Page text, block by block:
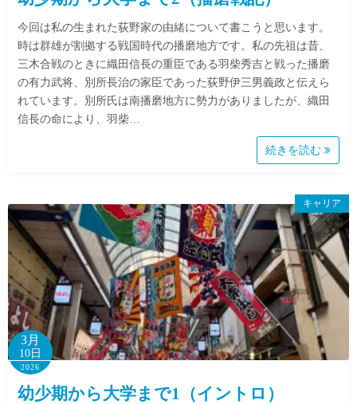
今回は私の生まれた荻野家の由緒について書こうと思います。
時は群雄が割拠する戦国時代の播磨地方です。私の先祖は昔、
三木合戦のときに織田信長の重臣である羽柴秀吉と戦った播磨
の有力武将、別所長治の家臣であった荻野伊三男義政と伝えら
れています。別所氏は南播磨地方に勢力がありましたが、織田
信長の命により、羽柴…
続きを読む
キャリア
3月
10日
2026
幼少期から大学まで1（イントロ）